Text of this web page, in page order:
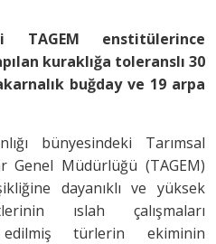
TAGEM enstitülerince
kuraklığa toleranslı 30
buğday ve 19 arpa
bünyesindeki Tarımsal
Genel Müdürlüğü (TAGEM)
dayanıklı ve yüksek
ıslah çalışmaları
türlerin ekiminin